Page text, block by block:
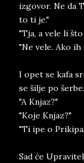
izgovor. Ne da
to ti je."
"Tja, a vele li
"Ne vele. Ako
I opet se kafa
se šilje po šerbe.
"A Knjaz?"
"Koje Knjaz?"
"Ti ipe o
Sad će